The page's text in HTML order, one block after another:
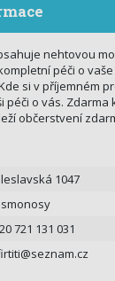
nehtovou
péči o
si v příjemném
péči o vás. Zdarma
občerstvení
1047
721 131 031